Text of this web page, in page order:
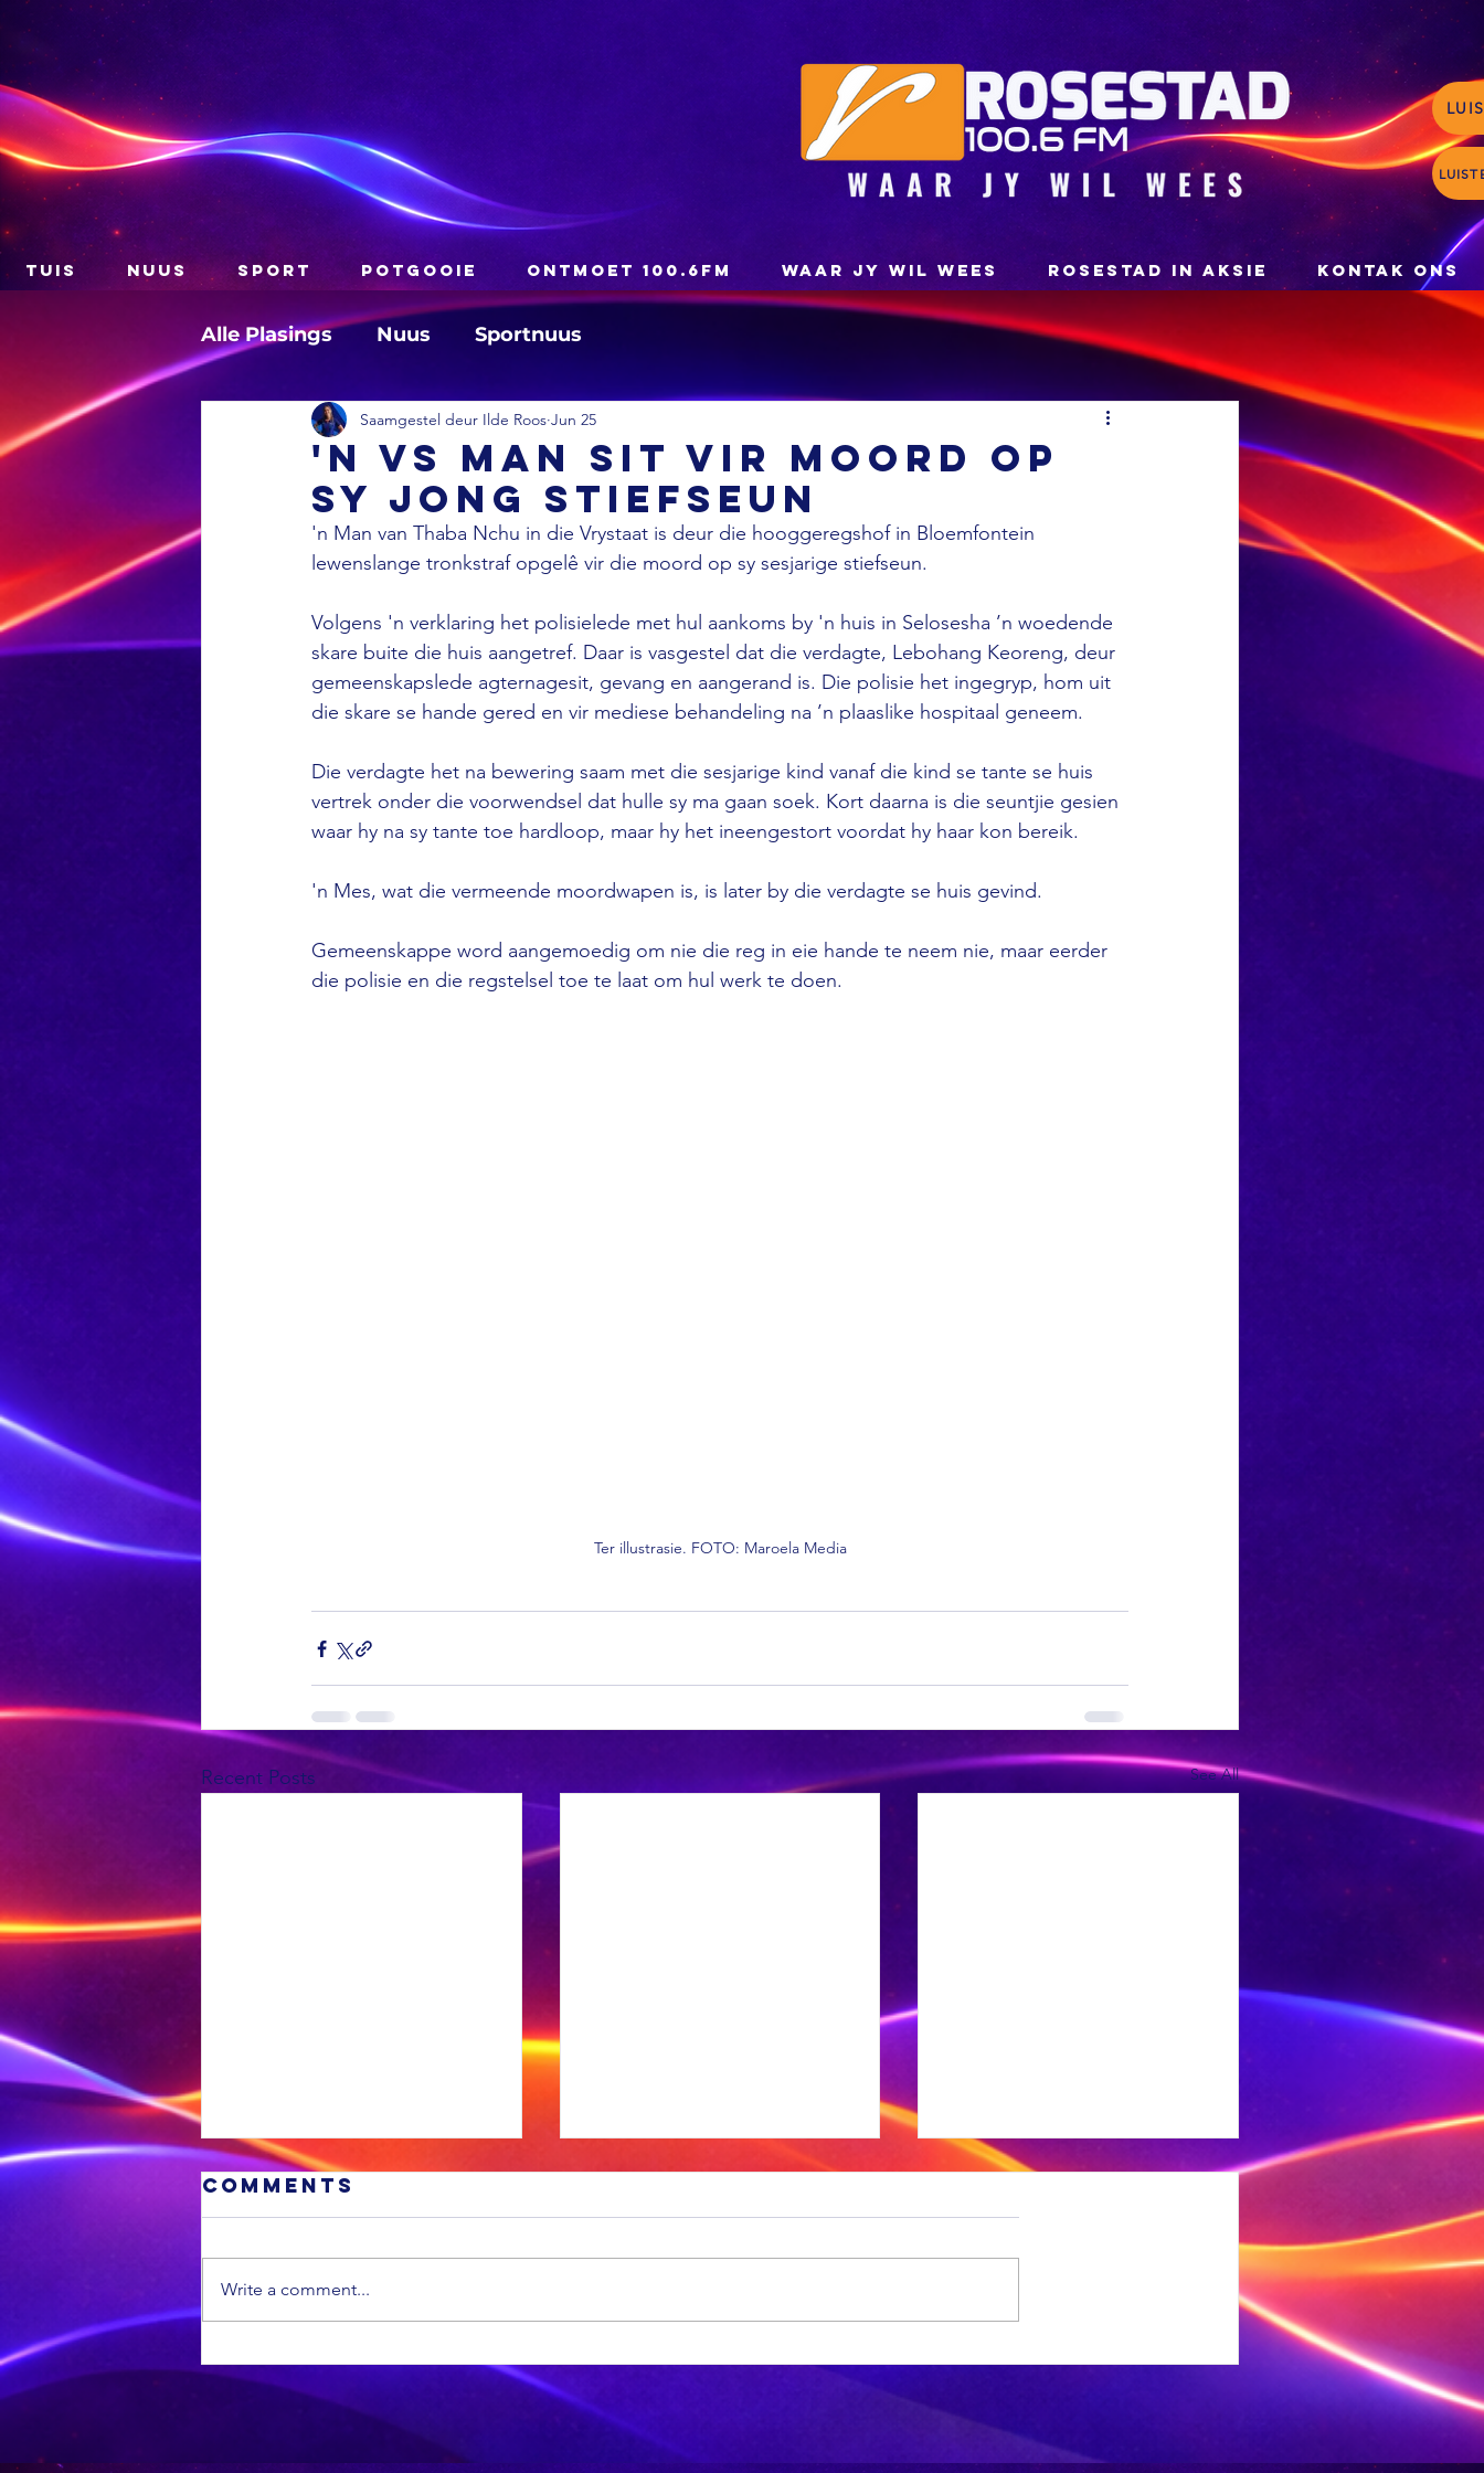
TUIS NUUS SPORT POTGOOIE ONTMOET 100.6FM WAAR JY WIL WEES ROSESTAD IN AKSIE KONTAK ONS
Alle Plasings Nuus Sportnuus
'n VS man sit vir moord op
sy jong stiefseun
Saamgestel deur Ilde Roos Jun 25
'n Man van Thaba Nchu in die Vrystaat is deur die hooggeregshof in Bloemfontein
lewenslange tronkstraf opgelê vir die moord op sy sesjarige stiefseun.
Volgens 'n verklaring het polisielede met hul aankoms by 'n huis in Selosesha ’n woedende
skare buite die huis aangetref. Daar is vasgestel dat die verdagte, Lebohang Keoreng, deur
gemeenskapslede agternagesit, gevang en aangerand is. Die polisie het ingegryp, hom uit
die skare se hande gered en vir mediese behandeling na ’n plaaslike hospitaal geneem.
Die verdagte het na bewering saam met die sesjarige kind vanaf die kind se tante se huis
vertrek onder die voorwendsel dat hulle sy ma gaan soek. Kort daarna is die seuntjie gesien
waar hy na sy tante toe hardloop, maar hy het ineengestort voordat hy haar kon bereik.
'n Mes, wat die vermeende moordwapen is, is later by die verdagte se huis gevind.
Gemeenskappe word aangemoedig om nie die reg in eie hande te neem nie, maar eerder
die polisie en die regstelsel toe te laat om hul werk te doen.
Ter illustrasie. FOTO: Maroela Media
Recent Posts See All
VL sê hy sal
vir boere
opstaan
MK-party:
moet besoek
word'
aanlyn
kieserregistrasie
Comments
Write a comment...